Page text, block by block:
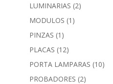
LUMINARIAS (2)
MODULOS (1)
PINZAS (1)
PLACAS (12)
PORTA LAMPARAS (10)
PROBADORES (2)